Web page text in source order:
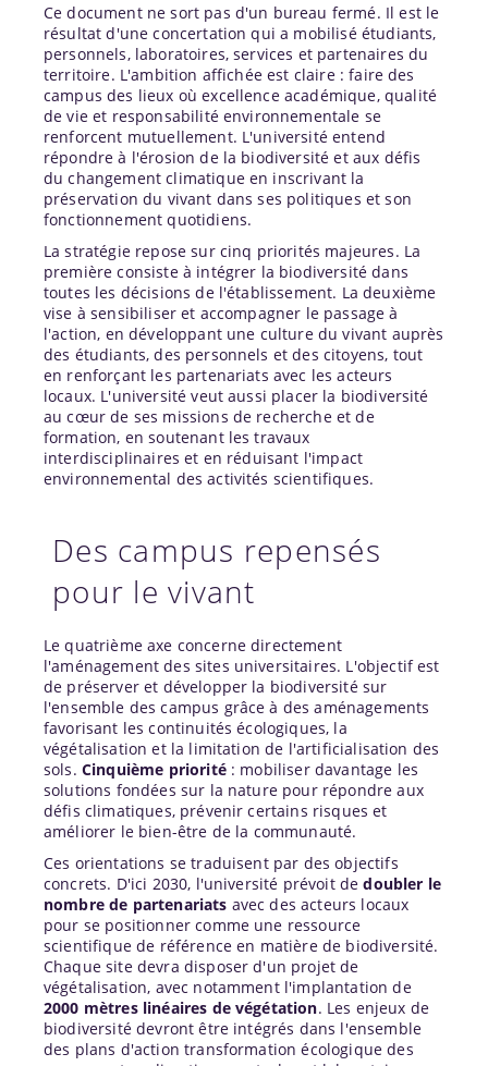
Ce document ne sort pas d'un bureau fermé. Il est le
résultat d'une concertation qui a mobilisé étudiants,
personnels, laboratoires, services et partenaires du
territoire. L'ambition affichée est claire : faire des
campus des lieux où excellence académique, qualité
de vie et responsabilité environnementale se
renforcent mutuellement. L'université entend
répondre à l'érosion de la biodiversité et aux défis
du changement climatique en inscrivant la
préservation du vivant dans ses politiques et son
fonctionnement quotidiens.
La stratégie repose sur cinq priorités majeures. La
première consiste à intégrer la biodiversité dans
toutes les décisions de l'établissement. La deuxième
vise à sensibiliser et accompagner le passage à
l'action, en développant une culture du vivant auprès
des étudiants, des personnels et des citoyens, tout
en renforçant les partenariats avec les acteurs
locaux. L'université veut aussi placer la biodiversité
au cœur de ses missions de recherche et de
formation, en soutenant les travaux
interdisciplinaires et en réduisant l'impact
environnemental des activités scientifiques.
Des campus repensés
pour le vivant
Le quatrième axe concerne directement
l'aménagement des sites universitaires. L'objectif est
de préserver et développer la biodiversité sur
l'ensemble des campus grâce à des aménagements
favorisant les continuités écologiques, la
végétalisation et la limitation de l'artificialisation des
sols. Cinquième priorité: mobiliser davantage les
solutions fondées sur la nature pour répondre aux
défis climatiques, prévenir certains risques et
améliorer le bien-être de la communauté.
Ces orientations se traduisent par des objectifs
concrets. D'ici 2030, l'université prévoit dedoubler le
nombre de partenariats avec des acteurs locaux
pour se positionner comme une ressource
scientifique de référence en matière de biodiversité.
Chaque site devra disposer d'un projet de
végétalisation, avec notamment l'implantation de
2000 mètres linéaires de végétation. Les enjeux de
biodiversité devront être intégrés dans l'ensemble
des plans d'action transformation écologique des